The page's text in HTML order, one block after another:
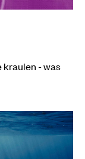
kraulen - was